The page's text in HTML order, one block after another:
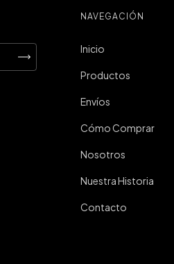
NAVEGACIÓN
Inicio
Productos
Envíos
Cómo Comprar
Nosotros
Nuestra Historia
Contacto